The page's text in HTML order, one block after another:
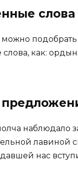
слова
можно подобрать
как:
наблюдало
лавиной
нас